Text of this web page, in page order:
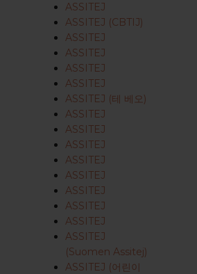
ASSITEJ
ASSITEJ (CBTIJ)
ASSITEJ
ASSITEJ
ASSITEJ
ASSITEJ
ASSITEJ (테 베오)
ASSITEJ
ASSITEJ
ASSITEJ
ASSITEJ
ASSITEJ
ASSITEJ
ASSITEJ
ASSITEJ
ASSITEJ
(Suomen Assitej)
ASSITEJ (어린이